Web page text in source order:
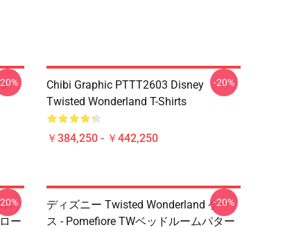
Chibi Graphic PTTT2603 Disney
Twisted Wonderland T-Shirts
￥384,250 - ￥442,250
-20%
ス
ー
ディズニー Twisted Wonderland ケー
ス - Pomefiore TWベッドルームパター
-20%